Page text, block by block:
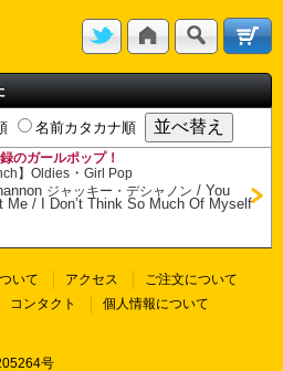
名前カタカナ順
のガールポップ！
】Oldies ・Girl Pop
ジャッキー・デシャノン /You
Me / I Don’t Think So Much Of Myself
いて アクセス
ご注文について
コンタクト
個人情報について
号